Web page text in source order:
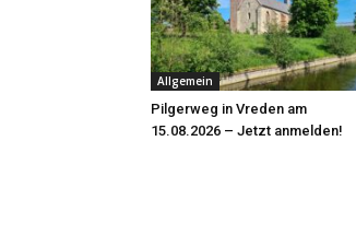
Allgemein
Pilgerweg in Vreden am
15.08.2026 – Jetzt anmelden!